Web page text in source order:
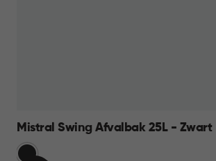
Mistral Swing Afvalbak 25L - Zwart
Zwart